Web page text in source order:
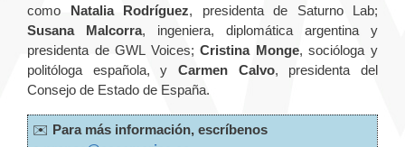
como Natalia Rodríguez, presidenta de Saturno Lab;
Susana Malcorra, ingeniera, diplomática argentina y
presidenta de GWL Voices;Cristina Monge, socióloga y
politóloga española, y Carmen Calvo, presidenta del
Consejo de Estado de España.
✉️ Para más información, escríbenos